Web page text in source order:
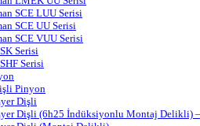
SCE LUU Serisi
SCE UU Serisi
SCE VUU Serisi
Serisi
Serisi
Pinyon
Dişli
Dişli (6h25 İndüksiyonlu Montaj Delikli)